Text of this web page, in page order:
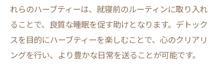
れらのハーブティーは、就寝前のルーティンに取り入れ
ることで、良質な睡眠を促す助けとなります。デトック
スを目的にハーブティーを楽しむことで、心のクリアリ
ングを行い、より豊かな日常を送ることが可能です。